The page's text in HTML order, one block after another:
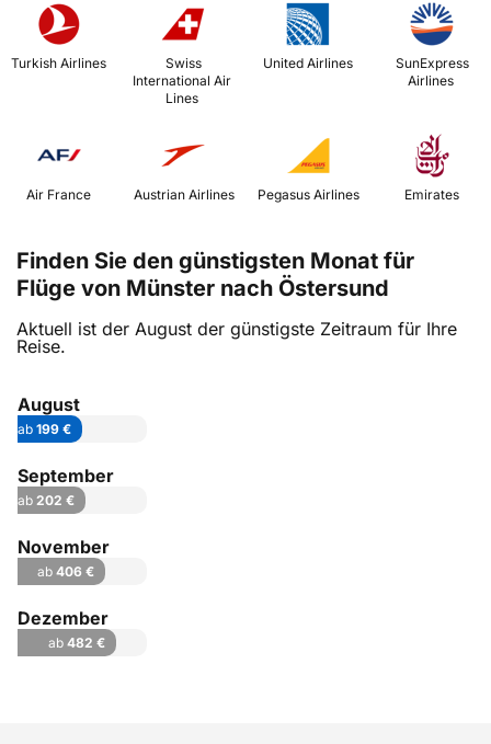
Turkish Airlines
International Air
Lines
United Airlines
Airlines
Air France Austrian Airlines Emirates
Finden Sie den günstigsten Monat für
Flüge von Münster nach Östersund
Aktuell ist der August der günstigste Zeitraum für Ihre
Reise.
August
ab 199 €
September
ab 202 €
November
ab 406 €
Dezember
ab 482 €